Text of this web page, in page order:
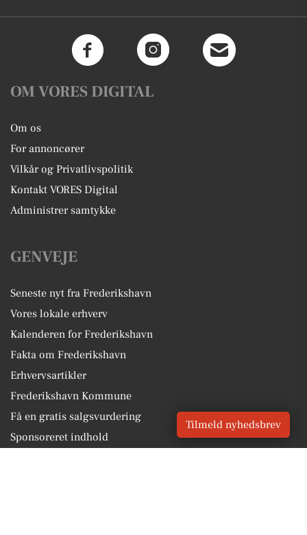
OM VORES DIGITAL
Om os
For annoncører
Vilkår og Privatlivspolitik
Kontakt VORES Digital
Administrer samtykke
GENVEJE
Seneste nyt fra Frederikshavn
Vores lokale erhverv
Kalenderen for Frederikshavn
Fakta om Frederikshavn
Erhvervsartikler
Frederikshavn Kommune
Få en gratis salgsvurdering
Sponsoreret indhold
Tilmeld nyhedsbrev